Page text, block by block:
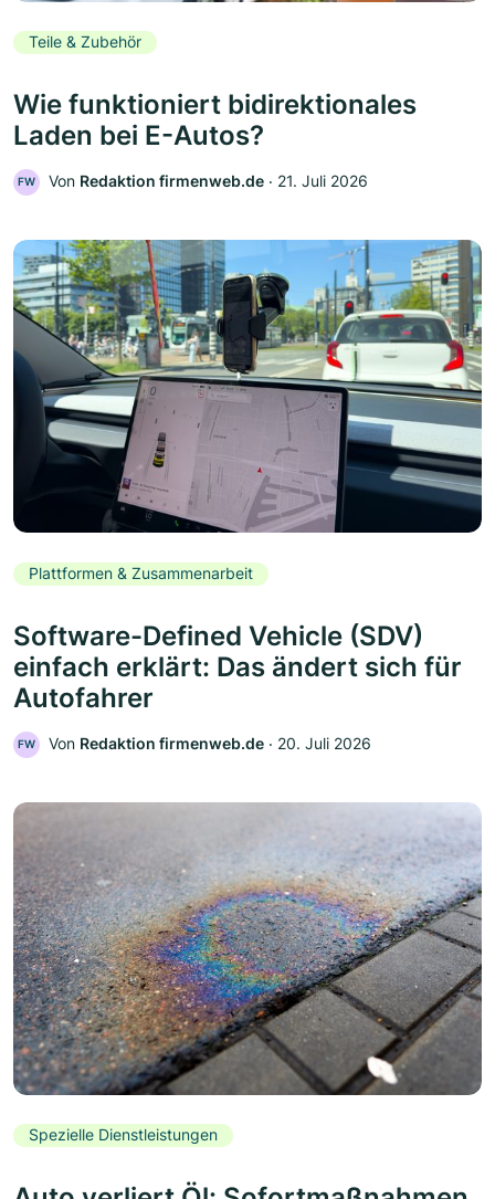
Teile & Zubehör
Wie funktioniert bidirektionales
Laden bei E-Autos?
FW Von Redaktion firmenweb.de ‧ 21. Juli 2026
Plattformen & Zusammenarbeit
Software-Defined Vehicle (SDV)
einfach erklärt: Das ändert sich für
Autofahrer
FW Von Redaktion firmenweb.de ‧ 20. Juli 2026
Spezielle Dienstleistungen